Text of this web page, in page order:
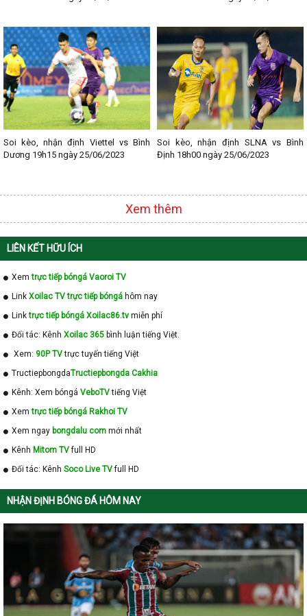
Soi kèo, nhận định Viettel vs Bình
Dương 19h15 ngày 25/06/2023
Soi kèo, nhận định SLNA vs Bình
Định 18h00 ngày 25/06/2023
Xem thêm
LIÊN KẾT HỮU ÍCH
Xemtrực tiếp bóngá Vaoroi TV
Link Xoilac TV trực tiếp bóngá hôm nay
Linktrực tiếp bóngá Xoilac86.tv miễn phí
Đối tác: Kênh Xoilac 365 bình luận tiếng Việt.
Xem: 90P TVtrực tuyến tiếng Việt
TructiepbongdaTructiepbongda Cakhia
Kênh: Xem bóngá VeboTVtiếng Việt
Xemtrực tiếp bóngá Rakhoi TV
Xem ngay bongdalu com mới nhất
Kênh Mitom TVfull HD
Đối tác: Kênh Soco Live TVfull HD
NHẬN ĐỊNH BÓNG ĐÁ HÔM NAY